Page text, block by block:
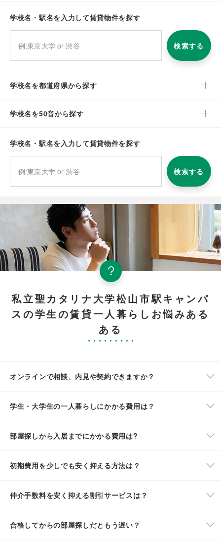
学校名・駅名を入力して賃貸物件を探す
検索する
学校名を都道府県から探す
学校名を50音から探す
学校名・駅名を入力して賃貸物件を探す
検索する
私立聖カタリナ大学松山市駅キャンパ
スの学生の賃貸一人暮らしお悩みある
ある
オンラインで相談、内見や契約できますか？
学生・大学生の一人暮らしにかかる費用は？
部屋探しから入居までにかかる費用は?
初期費用を少しでも安く抑える方法は？
仲介手数料を安く抑える割引サービスは？
合格してからの部屋探しだともう遅い？